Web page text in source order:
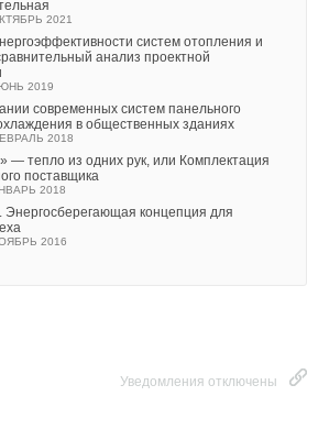
2021
систем отопления и
анализ проектной
2019
современных систем панельного
в общественных зданиях
2018
— тепло из одних рук, или Комплектация
поставщика
2018
Энергосберегающая концепция для
2016
Уведомления отключены